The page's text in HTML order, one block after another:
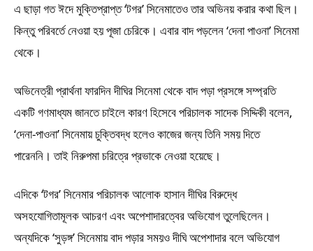
এ ছাড়া গত ঈদে মুক্তিপ্রাপ্ত ‘টগর’ সিনেমাতেও তার অভিনয় করার কথা ছিল।
কিন্তু পরিবর্তে নেওয়া হয় পূজা চেরিকে। এবার বাদ পড়লেন ‘দেনা পাওনা’ সিনেমা
থেকে।
অভিনেত্রী প্রার্থনা ফারদিন দীঘির সিনেমা থেকে বাদ পড়া প্রসঙ্গে সম্প্রতি
একটি গণমাধ্যম জানতে চাইলে কারণ হিসেবে পরিচালক সাদেক সিদ্দিকী বলেন,
‘দেনা-পাওনা’ সিনেমায় চুক্তিবদ্ধ হলেও কাজের জন্য তিনি সময় দিতে
পারেননি। তাই নিরুপমা চরিত্রে প্রভাকে নেওয়া হয়েছে।
এদিকে ‘টগর’ সিনেমার পরিচালক আলোক হাসান দীঘির বিরুদ্ধে
অসহযোগিতামূলক আচরণ এবং অপেশাদারত্বের অভিযোগ তুলেছিলেন।
অন্যদিকে ‘সুড়ঙ্গ’ সিনেমায় বাদ পড়ার সময়ও দীঘি অপেশাদার বলে অভিযোগ